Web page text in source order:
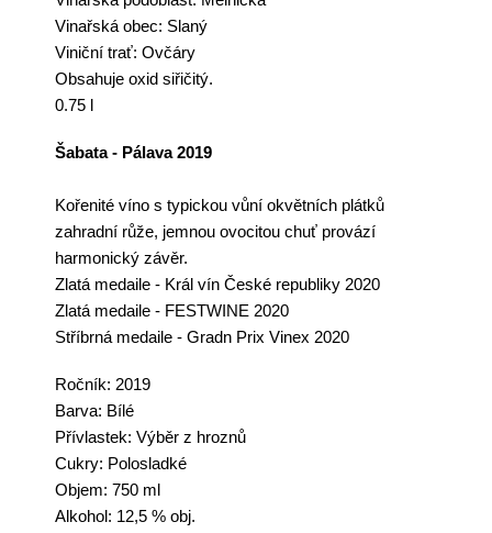
Vinařská obec: Slaný
Viniční trať: Ovčáry
Obsahuje oxid siřičitý.
0.75 l
Šabata - Pálava 2019
Kořenité víno s typickou vůní okvětních plátků
zahradní růže, jemnou ovocitou chuť provází
harmonický závěr.
Zlatá medaile - Král vín České republiky 2020
Zlatá medaile - FESTWINE 2020
Stříbrná medaile - Gradn Prix Vinex 2020
Ročník: 2019
Barva: Bílé
Přívlastek: Výběr z hroznů
Cukry: Polosladké
Objem: 750 ml
Alkohol: 12,5 % obj.